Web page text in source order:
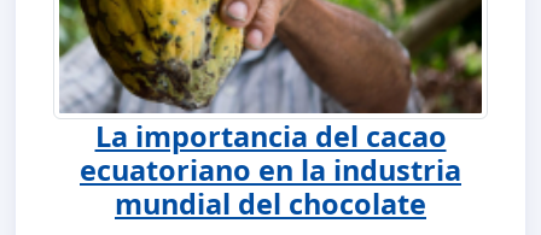
La importancia del cacao
ecuatoriano en la industria
mundial del chocolate